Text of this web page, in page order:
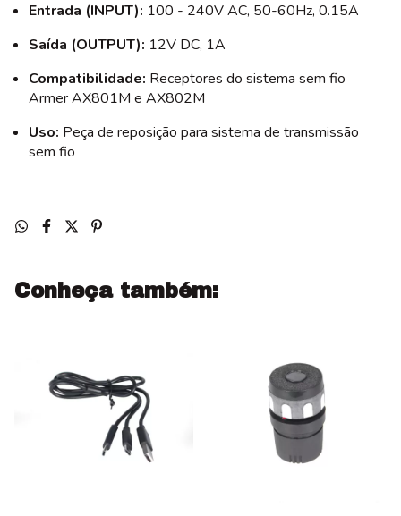
Entrada (INPUT): 100 - 240V AC, 50-60Hz, 0.15A
Saída (OUTPUT): 12V DC, 1A
Compatibilidade: Receptores do sistema sem fio
Armer AX801M e AX802M
Uso: Peça de reposição para sistema de transmissão
sem fio
Conheça também: